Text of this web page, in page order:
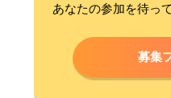
あなたの参加を待っ
募集